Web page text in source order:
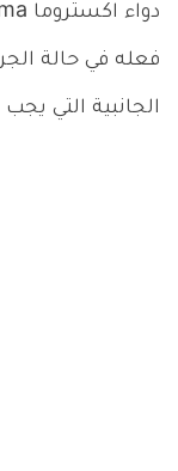
فعله في حالة
الجانبية التي